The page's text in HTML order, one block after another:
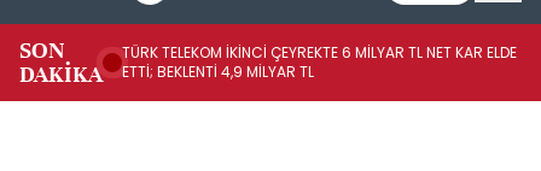
SON
DAKİKA
TÜRK TELEKOM İKİNCİ ÇEYREKTE 6 MİLYAR TL NET KAR ELDE
ETTİ; BEKLENTİ 4,9 MİLYAR TL